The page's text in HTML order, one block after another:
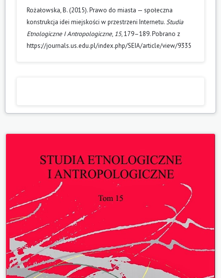
Rożałowska, B. (2015). Prawo do miasta — społeczna
konstrukcja idei miejskości w przestrzeni Internetu.Studia
Etnologiczne I Antropologiczne, 15, 179–189. Pobrano z
https://journals.us.edu.pl/index.php/SEIA/article/view/9335